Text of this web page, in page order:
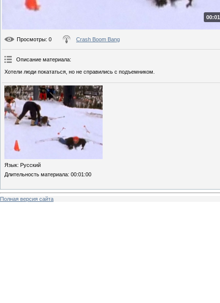
Просмотры: 0 Crash Boom Bang
Описание материала:
Хотели люди покататься, но не справились с подъемником.
Язык: Русский
Длительность материала: 00:01:00
Полная версия сайта